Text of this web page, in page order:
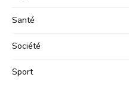
Santé
Société
Sport